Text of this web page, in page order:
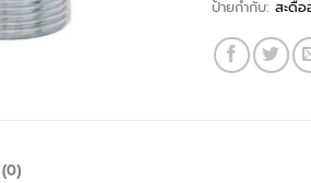
ป้ายกำกับ:สะดือ